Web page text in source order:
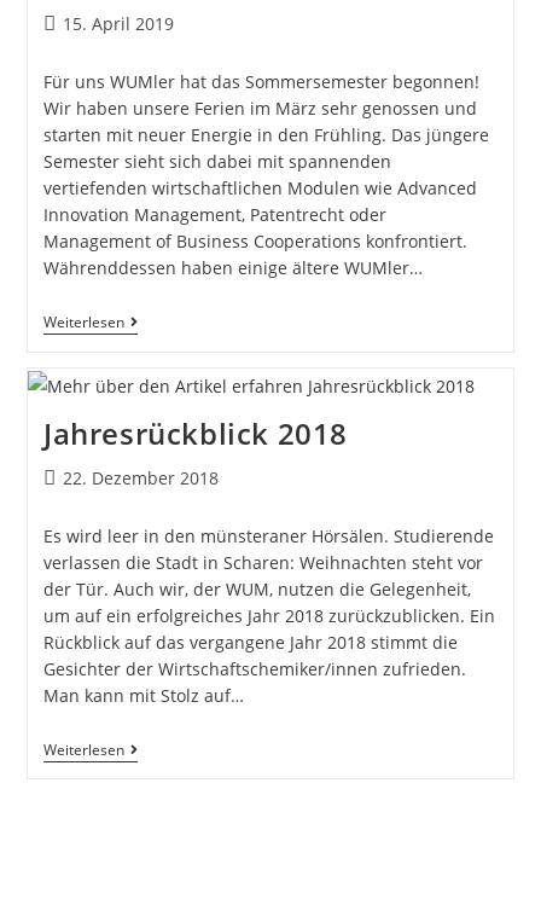
15. April 2019
Für uns WUMler hat das Sommersemester begonnen!
Wir haben unsere Ferien im März sehr genossen und
starten mit neuer Energie in den Frühling. Das jüngere
Semester sieht sich dabei mit spannenden
vertiefenden wirtschaftlichen Modulen wie Advanced
Innovation Management, Patentrecht oder
Management of Business Cooperations konfrontiert.
Währenddessen haben einige ältere WUMler…
Weiterlesen
Jahresrückblick 2018
22. Dezember 2018
Es wird leer in den münsteraner Hörsälen. Studierende
verlassen die Stadt in Scharen: Weihnachten steht vor
der Tür. Auch wir, der WUM, nutzen die Gelegenheit,
um auf ein erfolgreiches Jahr 2018 zurückzublicken. Ein
Rückblick auf das vergangene Jahr 2018 stimmt die
Gesichter der Wirtschaftschemiker/innen zufrieden.
Man kann mit Stolz auf…
Weiterlesen